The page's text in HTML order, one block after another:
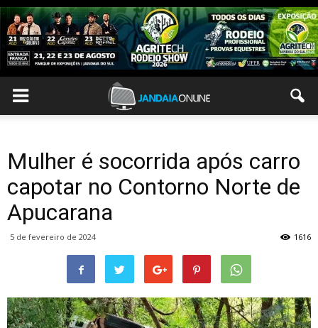
Mulher é socorrida após carro
capotar no Contorno Norte de
Apucarana
5 de fevereiro de 2024 1616